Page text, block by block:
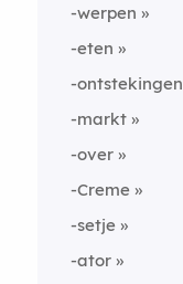
-werpen
-eten
-ontstekingen
-markt
-over
-Creme
-setje
-ator